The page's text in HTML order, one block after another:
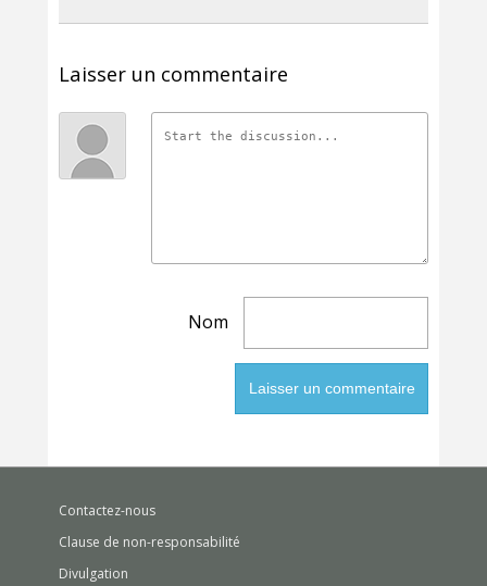
Laisser un commentaire
Nom
Contactez-nous
Clause de non-responsabilité
Divulgation